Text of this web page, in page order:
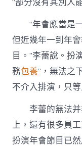
“部分沒有其別人
“年會應當是
但近幾年一到年
目。”李蕾說。扮
務包養”，無法之
不介入排演，只等
李蕾的無法
上，還有很多員
扮演年會節目已